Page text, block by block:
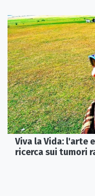
Viva la Vida: l'arte
ricerca sui tumori